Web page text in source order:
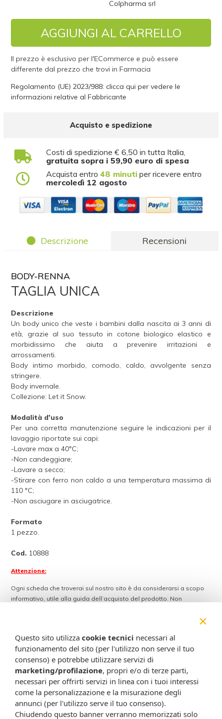
Colpharma srl
AGGIUNGI AL CARRELLO
Il prezzo è esclusivo per l'ECommerce e può essere
differente dal prezzo che trovi in Farmacia
Regolamento (UE) 2023/988: clicca qui per vedere le
informazioni relative al Fabbricante
Acquisto e spedizione
Costi di spedizione € 6,50 in tutta Italia,
gratuita sopra i 59,90 euro di spesa
Acquista entro48 minuti per ricevere entro
mercoledì 12 agosto
Descrizione Recensioni
BODY-RENNA
TAGLIA UNICA
Descrizione
Un body unico che veste i bambini dalla nascita ai 3 anni di
età, grazie al suo tessuto in cotone biologico elastico e
morbidissimo che aiuta a prevenire irritazioni e
arrossamenti.
Body intimo morbido, comodo, caldo, avvolgente senza
stringere.
Body invernale.
Collezione: Let it Snow.
Modalità d'uso
Per una corretta manutenzione seguire le indicazioni per il
lavaggio riportate sui capi:
-Lavare max a 40°C;
-Non candeggiare;
-Lavare a secco;
-Stirare con ferro non caldo a una temperatura massima di
110 °C;
-Non asciugare in asciugatrice.
Formato
1 pezzo.
Cod. 10888
Attenzione:
Ogni scheda che troverai sul nostro sito è da considerarsi a scopo
informativo, utile alla guida dell’acquisto del prodotto. Non
confezione stessa), né il consiglio del medico, specialmente in caso
continue modifiche effettuate dalle varie aziende produttrici come
cambio del packaging (colori, dimensioni, contenuto, informazioni) e
i possibili cambiamenti come cambio degli ingredienti e valori
percentuali, Farmacia Cavalieri Shop dichiara di non assumere
alcuna responsabilità in caso di schede prodotto ed immagini non
aggiornate in tempo reale e presenza di errori o omissioni. Inoltre
non si assumono responsabilità in caso di qualsiasi problema
causato dall’accesso delle informazioni riportate sul sito
×
Questo sito utilizza cookie tecnici necessari al
funzionamento del sito (per l'utilizzo non serve il tuo
consenso) e potrebbe utilizzare servizi di
marketing/profilazione, propri e/o di terze parti,
necessari per offrirti servizi in linea con i tuoi interessi
come la personalizzazione e la misurazione degli
annunci (per l'utilizzo serve il tuo consenso).
Chiudendo questo banner verranno memorizzati solo